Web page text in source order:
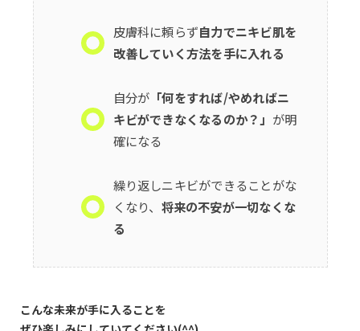
皮膚科に頼らず自力でニキビ肌を
改善していく方法を手に入れる
自分が 「何をすれば/やめればニ
キビができなくなるのか？」 が明
確になる
繰り返しニキビができることがな
くなり、 将来の不安が一切なくな
る
こんな未来が手に入ることを